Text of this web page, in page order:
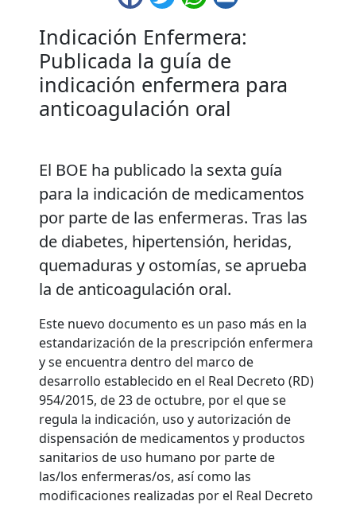
Indicación Enfermera:
Publicada la guía de
indicación enfermera para
anticoagulación oral
El BOE ha publicado la sexta guía
para la indicación de medicamentos
por parte de las enfermeras. Tras las
de diabetes, hipertensión, heridas,
quemaduras y ostomías, se aprueba
la de anticoagulación oral.
Este nuevo documento es un paso más en la
estandarización de la prescripción enfermera
y se encuentra dentro del marco de
desarrollo establecido en el Real Decreto (RD)
954/2015, de 23 de octubre, por el que se
regula la indicación, uso y autorización de
dispensación de medicamentos y productos
sanitarios de uso humano por parte de
las/los enfermeras/os, así como las
modificaciones realizadas por el Real Decreto